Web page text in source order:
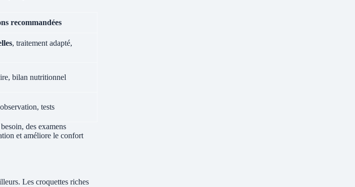
recommandées
, traitement adapté,
bilan nutritionnel
tests
des examens
et améliore le confort
Les croquettes riches